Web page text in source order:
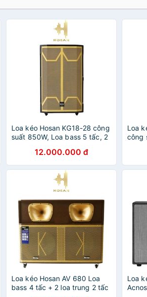
Loa kéo Hosan KG18-28 công
suất 850W, Loa bass 5 tấc, 2
bluetooth/usb/thẻ nhớ
12.000.000 đ
Loa
công
nhớ/
Loa kéo Hosan AV 680 Loa
bass 4 tấc + 2 loa trung 2 tấc
Loa